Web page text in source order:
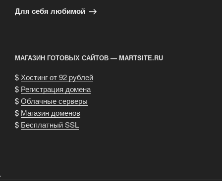
запись
Для себя любимой
МАГАЗИН ГОТОВЫХ САЙТОВ — MARTSITE.RU
$ Хостинг от 92 рублей
$ Регистрация домена
$Облачные серверы
$ Магазин доменов
$ Бесплатный SSL
.